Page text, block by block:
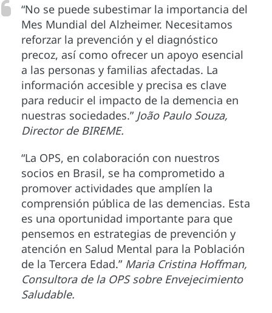
“No se puede subestimar la importancia del
Mes Mundial del Alzheimer. Necesitamos
reforzar la prevención y el diagnóstico
precoz, así como ofrecer un apoyo esencial
a las personas y familias afectadas. La
información accesible y precisa es clave
para reducir el impacto de la demencia en
nuestras sociedades.” João Paulo Souza,
Director de BIREME.
“La OPS, en colaboración con nuestros
socios en Brasil, se ha comprometido a
promover actividades que amplíen la
comprensión pública de las demencias. Esta
es una oportunidad importante para que
pensemos en estrategias de prevención y
atención en Salud Mental para la Población
de la Tercera Edad.” Maria Cristina Hoffman,
Consultora de la OPS sobre Envejecimiento
Saludable.